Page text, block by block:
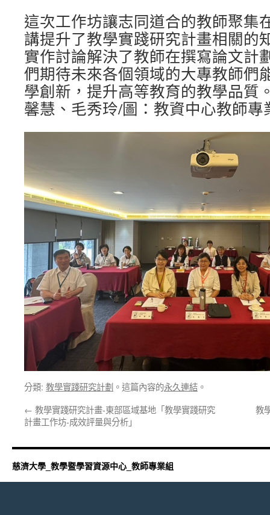
這次工作坊讓志同道合的教師聚集
講提升了教學實踐研究計畫相關的
實作討論解決了教師在撰寫論文計
們期待未來各個領域的大專教師們
學創新，提升高等教育的教學品質
馨慧、毛秀玲/圖：教資中心教師專
分類: 教學實踐研究計劃 。這篇內容的永久連結 。
← 教學實踐研究計畫-東部區域基地「教學實踐研究
計畫工作坊-成效評量與分析」
教
慈濟大學_教學暨學習資源中心_教師專業組